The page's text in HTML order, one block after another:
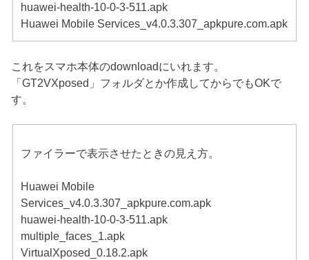
huawei-health-10-0-3-511.apk
Huawei Mobile Services_v4.0.3.307_apkpure.com.apk
これをスマホ本体のdownloadにいれます。
「GT2VXposed」フォルダとか作成してからでもOKで
す。
ファイラーで表示させたときの見え方。
Huawei Mobile
Services_v4.0.3.307_apkpure.com.apk
huawei-health-10-0-3-511.apk
multiple_faces_1.apk
VirtualXposed_0.18.2.apk